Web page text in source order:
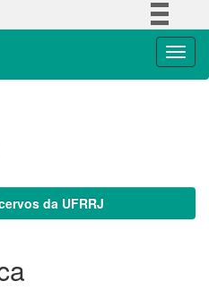
da UFRRJ